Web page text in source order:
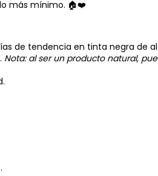
más mínimo. 🏠❤️
de tendencia en tinta negra de
Nota: al ser un producto natural,